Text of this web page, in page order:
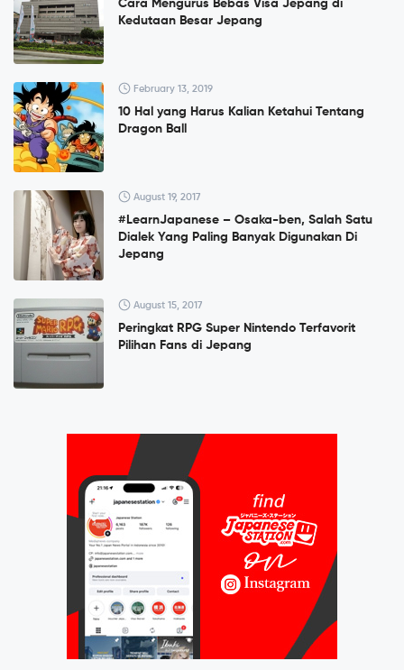
Cara Mengurus Bebas Visa Jepang di
Kedutaan Besar Jepang
February 13, 2019
10 Hal yang Harus Kalian Ketahui Tentang
Dragon Ball
August 19, 2017
#LearnJapanese – Osaka-ben, Salah Satu
Dialek Yang Paling Banyak Digunakan Di
Jepang
August 15, 2017
Peringkat RPG Super Nintendo Terfavorit
Pilihan Fans di Jepang